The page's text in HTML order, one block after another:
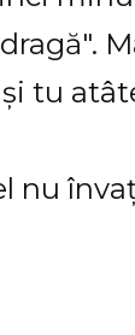
tu
nu